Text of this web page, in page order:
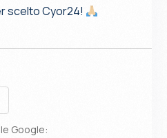
Google:
scelto Cyor24!